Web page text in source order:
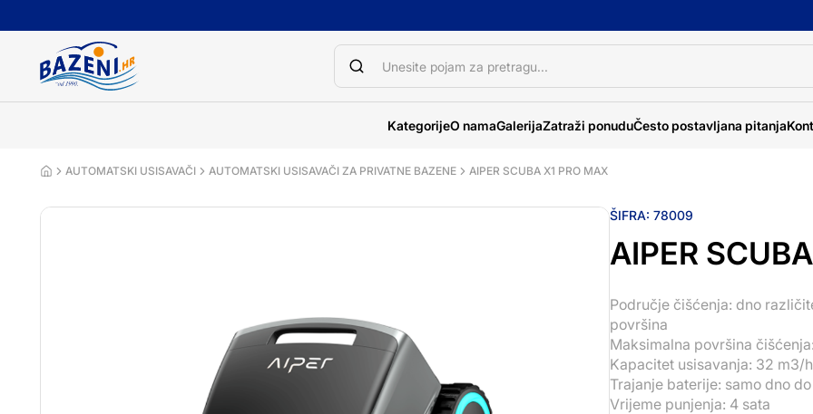
KategorijeO namaGalerijaZatraži ponuduČesto postavljana pitanja
AUTOMATSKI USISAVAČI AUTOMATSKI USISAVAČI ZA PRIVATNE BAZENE AIPER SCUBA X1 PRO MAX
ŠIFRA: 78009
AIPER
Područje čišćenja: dno
površina
Maksimalna površina
Kapacitet usisavanja: 32 m3/h
Trajanje baterije: samo dno
Vrijeme punjenja: 4 sata